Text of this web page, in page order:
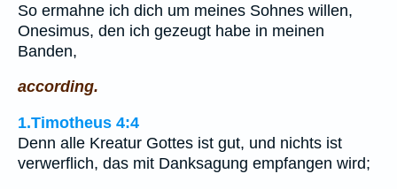
So ermahne ich dich um meines Sohnes willen,
Onesimus, den ich gezeugt habe in meinen
Banden,
according.
1.Timotheus 4:4
Denn alle Kreatur Gottes ist gut, und nichts ist
verwerflich, das mit Danksagung empfangen wird;